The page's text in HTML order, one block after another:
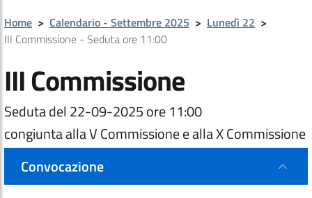
Home > Calendario - Settembre 2025 > Lunedì 22 >
III Commissione - Seduta ore 11:00
III Commissione
Seduta del 22-09-2025 ore 11:00
congiunta alla V Commissione e alla X Commissione
Convocazione